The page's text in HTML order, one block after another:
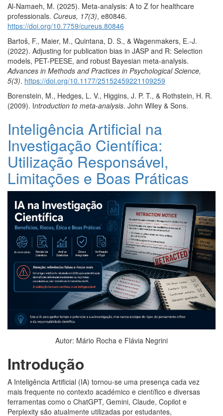
Al-Namaeh, M. (2025). Meta-analysis: A to Z for healthcare
professionals. Cureus, 17(3), e80846.
https://doi.org/10.7759/cureus.80846
Bartoš, F., Maier, M., Quintana, D. S., & Wagenmakers, E.-J.
(2022). Adjusting for publication bias in JASP and R: Selection
models, PET-PEESE, and robust Bayesian meta-analysis.
Advances in Methods and Practices in Psychological Science,
5(3). https://doi.org/10.1177/25152459221109259
Borenstein, M., Hedges, L. V., Higgins, J. P. T., & Rothstein, H. R.
(2009). Introduction to meta-analysis. John Wiley & Sons.
Inteligência Artificial na
Investigação Científica:
Utilização Responsável,
Limitações e Boas Práticas
Autor: Mário Rocha e Flávia Negrini
Introdução
A Inteligência Artificial (IA) tornou-se uma presença cada vez
mais frequente no contexto académico e científico e diversas
ferramentas como o ChatGPT, Gemini, Claude, Copilot e
Perplexity são atualmente utilizadas por estudantes,